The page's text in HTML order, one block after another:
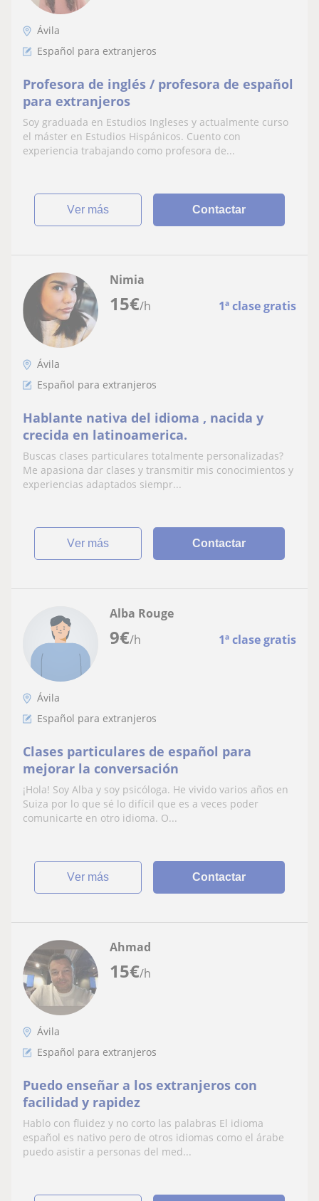
Ávila
Español para extranjeros
Profesora de inglés / profesora de español
para extranjeros
Soy graduada en Estudios Ingleses y actualmente curso
el máster en Estudios Hispánicos. Cuento con
experiencia trabajando como profesora de...
ver más Contactar
15€/h 1ª clase gratis
Nimia
Ávila
Español para extranjeros
Hablante nativa del idioma , nacida y
crecida en latinoamerica.
Buscas clases particulares totalmente personalizadas?
Me apasiona dar clases y transmitir mis conocimientos y
experiencias adaptados siempr...
ver más Contactar
9€/h 1ª clase gratis
Alba Rouge
Ávila
Español para extranjeros
Clases particulares de español para
mejorar la conversación
¡Hola! Soy Alba y soy psicóloga. He vivido varios años en
Suiza por lo que sé lo difícil que es a veces poder
comunicarte en otro idioma. O...
ver más Contactar
15€/h
Ahmad
Ávila
Español para extranjeros
Puedo enseñar a los extranjeros con
facilidad y rapidez
Hablo con fluidez y no corto las palabras El idioma
español es nativo pero de otros idiomas como el árabe
puedo asistir a personas del med...